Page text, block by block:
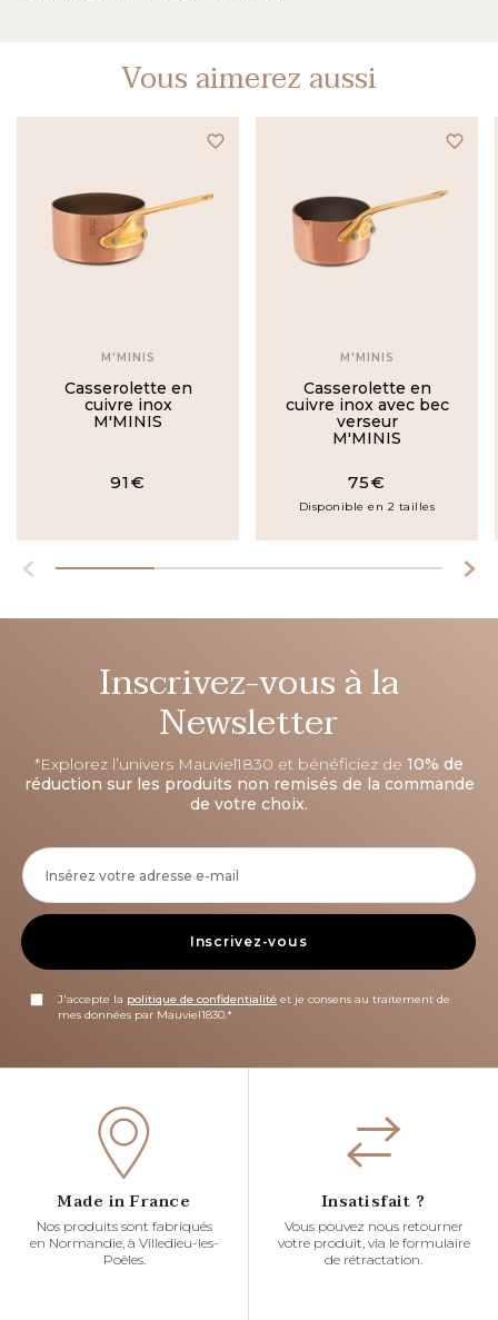
Vous aimerez aussi
favorite_border
M'MINIS
Casserolette en
cuivre inox
M'MINIS
91€
favorite_border
M'MINIS
Casserolette en
cuivre inox avec bec
verseur
M'MINIS
75€
Disponible en 2 tailles
Inscrivez-vous à la
Newsletter
*Explorez l’univers Mauviel1830 et bénéficiez de 10% de
réduction sur les produits non remisés de la commande
de votre choix.
Inscrivez-vous
J'accepte la politique de confidentialité et je consens au traitement de
mes données par Mauviel1830.*
Made in France
Nos produits sont fabriqués
en Normandie, à Villedieu-les-
Poêles.
Insatisfait ?
Vous pouvez nous retourner
votre produit, via le formulaire
de rétractation.